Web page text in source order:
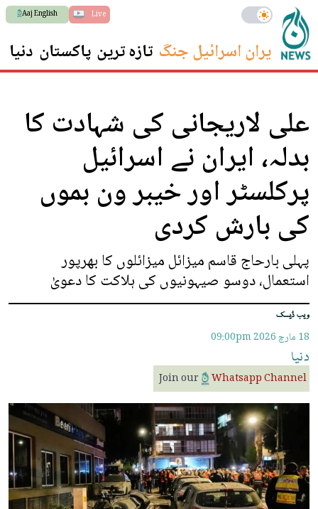
Live
Aaj English
ایران اسرائیل جنگ تازہ ترین پاکستان دنیا
علی لاریجانی کی شہادت کا
بدلہ، ایران نے اسرائیل
پرکلسٹر اور خیبر ون بموں
کی بارش کردی
پہلی بارحاج قاسم میزائل میزائلوں کا بھرپور
استعمال، دوسو صیہونیوں کی ہلاکت کا دعویٰ
ویب ڈیسک
18 مارچ 2026 09:00pm
دنیا
Join our Whatsapp Channel